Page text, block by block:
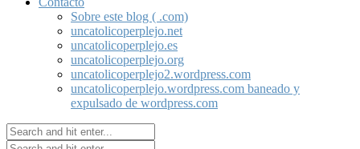
Sobre este blog ( .com)
uncatolicoperplejo.net
uncatolicoperplejo.es
uncatolicoperplejo.org
uncatolicoperplejo2.wordpress.com
uncatolicoperplejo.wordpress.com baneado y
expulsado de wordpress.com